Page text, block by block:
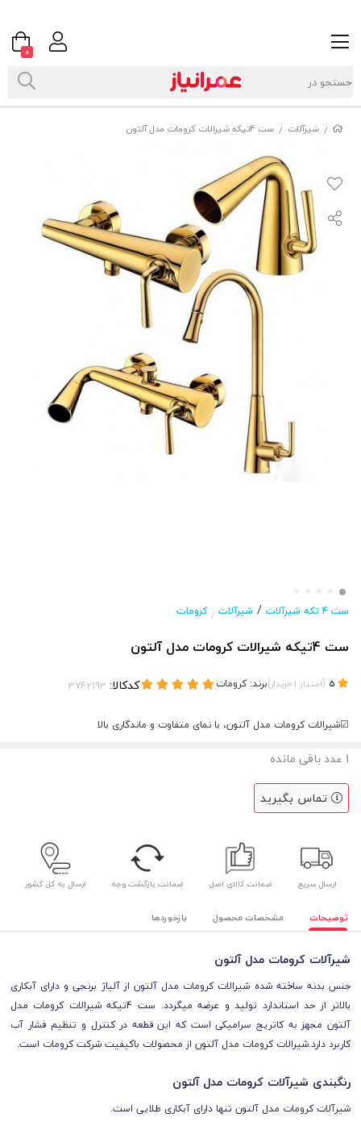
/ شیرآلات / ست 4تیکه شیرالات کرومات مدل آلتون
ست 4 تکه شیرآلات / شیرآلات / کرومات
ست 4تیکه شیرالات کرومات مدل آلتون
(امتیاز 1خریدار)برند:کرومات کدکالا:
☑شیرالات کرومات مدل آلتون، با نمای متفاوت و ماندگاری بالا
1 عدد باقی مانده
تماس بگیرید
ارسال سریع ضمانت کالای اصل ضمانت بازگشت وجه ارسال به کل کشور
توضیحات مشخصات محصول بازخوردها
شیرآلات کرومات مدل آلتون
جنس بدنه ساخته شده شیرالات کرومات مدل آلتون از آلیاژ برنجی و دارای آبکاری
بالاتر از حد استاندارد تولید و عرضه میگردد. ست 4تیکه شیرالات کرومات مدل
آلتون مجهز به کاتریج سرامیکی است که این قطعه در کنترل و تنظیم فشار آب
کاربرد دارد.شیرالات کرومات مدل آلتوناز محصولات باکیفیت شرکت کرومات است.
رنگبندی شیرآلات کرومات مدل آلتون
شیرآلات کرومات مدل آلتون تنها دارای آبکاری طلایی است.
0